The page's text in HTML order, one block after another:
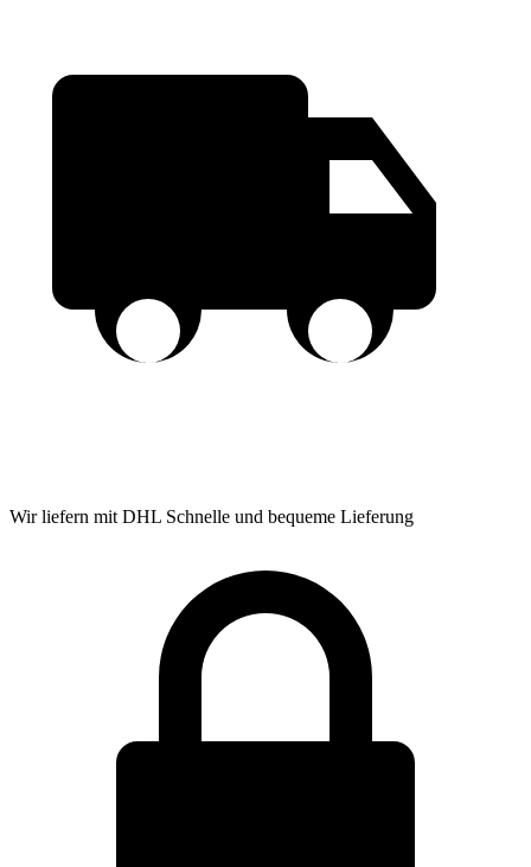
Wir liefern mit DHL Schnelle und bequeme Lieferung